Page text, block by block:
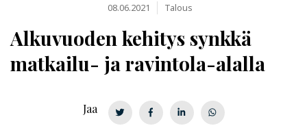
08.06.2021 Talous
Alkuvuoden kehitys synkkä
matkailu- ja ravintola-alalla
Jaa